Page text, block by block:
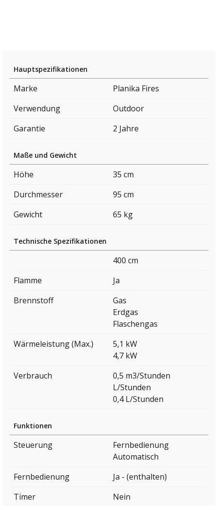
Hauptspezifikationen
Marke
Planika Fires
Verwendung
Outdoor
Garantie
2 Jahre
Maße und Gewicht
Höhe
35 cm
Durchmesser
95 cm
Gewicht
65 kg
Technische Spezifikationen
400 cm
Flamme
Ja
Brennstoff
Gas
Erdgas
Flaschengas
Wärmeleistung (Max.)
5,1 kW
4,7 kW
Verbrauch
0,5 m3/Stunden
L/Stunden
0,4 L/Stunden
Funktionen
Steuerung
Fernbedienung
Automatisch
Fernbedienung
Ja - (enthalten)
Timer
Nein